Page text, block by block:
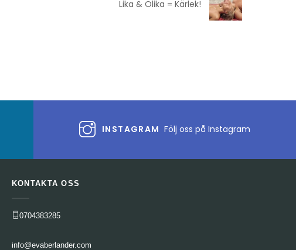
Lika & Olika = Kärlek!
INSTAGRAM Följ oss på Instagram
KONTAKTA OSS
0704383285
info@evaberlander.com